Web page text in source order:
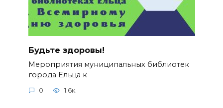
Будьте здоровы!
Мероприятия муниципальных библиотек
города Ельца к
0 1.6к.